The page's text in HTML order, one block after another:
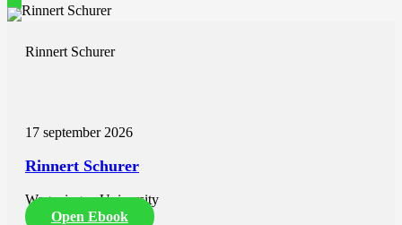
Rinnert Schurer
17 september 2026
Rinnert Schurer
Wageningen University
Open Ebook